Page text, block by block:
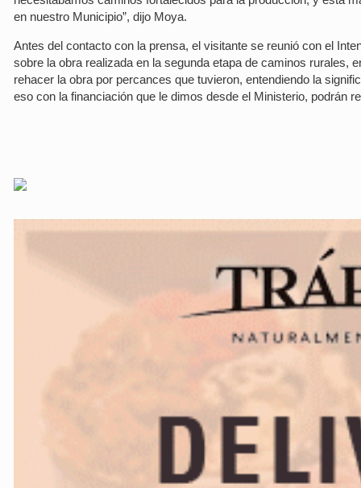
en nuestro Municipio”, dijo Moya.
Antes del contacto con la prensa, el visitante se reunió con el
sobre la obra realizada en la segunda etapa de caminos rurales,
rehacer la obra por percances que tuvieron, entendiendo la
eso con la financiación que le dimos desde el Ministerio, podrán